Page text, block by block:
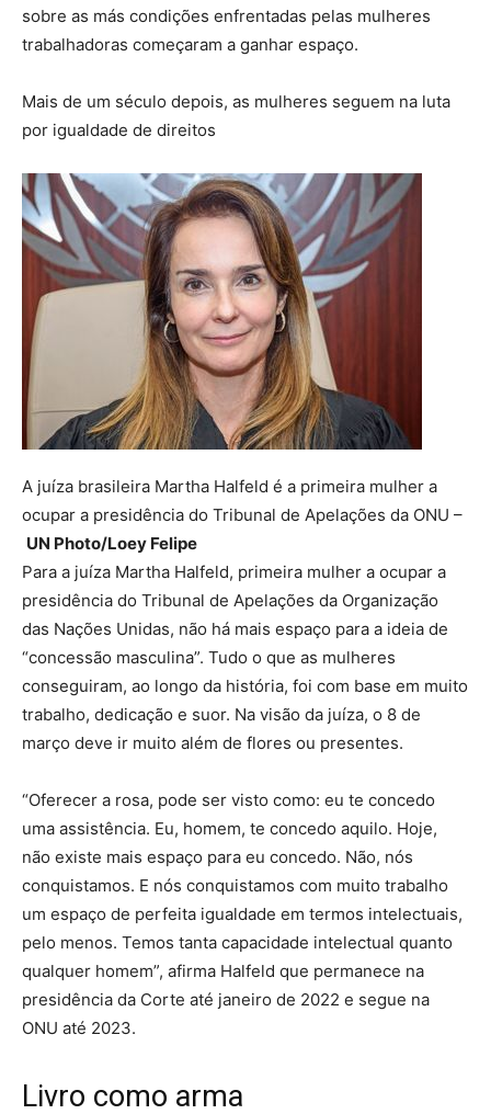
sobre as más condições enfrentadas pelas mulheres
trabalhadoras começaram a ganhar espaço.
Mais de um século depois, as mulheres seguem na luta
por igualdade de direitos
A juíza brasileira Martha Halfeld é a primeira mulher a
ocupar a presidência do Tribunal de Apelações da ONU –
UN Photo/Loey Felipe
Para a juíza Martha Halfeld, primeira mulher a ocupar a
presidência do Tribunal de Apelações da Organização
das Nações Unidas, não há mais espaço para a ideia de
“concessão masculina”. Tudo o que as mulheres
conseguiram, ao longo da história, foi com base em muito
trabalho, dedicação e suor. Na visão da juíza, o 8 de
março deve ir muito além de flores ou presentes.
“Oferecer a rosa, pode ser visto como: eu te concedo
uma assistência. Eu, homem, te concedo aquilo. Hoje,
não existe mais espaço para eu concedo. Não, nós
conquistamos. E nós conquistamos com muito trabalho
um espaço de perfeita igualdade em termos intelectuais,
pelo menos. Temos tanta capacidade intelectual quanto
qualquer homem”, afirma Halfeld que permanece na
presidência da Corte até janeiro de 2022 e segue na
ONU até 2023.
Livro como arma